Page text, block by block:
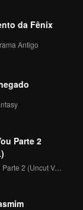
da Fênix
Antigo
Parte 2
Fourever You Parte 2 (Uncut Ver.)